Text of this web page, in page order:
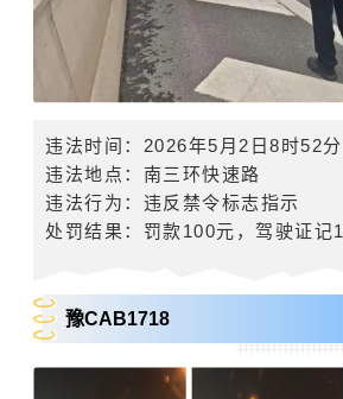
违法时间：2026年5月2日8时52分
违法地点： 南三环快速路
违法行为：违反禁令标志指示
处罚结果：罚款100元，驾驶证记1
豫CAB1718